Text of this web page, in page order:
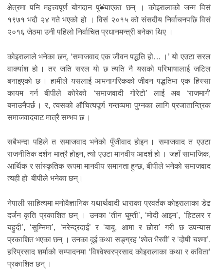
क्षेत्रमा पनि महत्त्वपूर्ण योगदान पु¥याएका छन् । कोइरालाको जन्म विसं
१९७१ भदौ २४ गते भएको हो । विसं २०१५ को संसदीय निर्वाचनपछि विसं
२०१६ जेठमा उनी पहिलो निर्वाचित प्रधानमन्त्री बनेका थिए ।
कोइरालाले भनेका छन्, ‘समाजवाद एक जीवन पद्धति हो… ।’ यो एउटा सरल
वाक्यांश हो । तर जति सरल यो छ त्यति नै यसको परिभाषालाई जटिल
बनाइएको छ । हामीले यसलाई आमनागरिकको जीवन पद्धतिमा एक हिस्सा
कायम गर्न बीपीले कोरेको ‘समाजवादी गोरेटो’ लाई अब ‘राजमार्ग’
बनाउनैपर्छ । र, त्यसको औचित्यपूर्ण गन्तव्यमा पुग्नका लागि प्रजातान्त्रिक
समाजवादबाट मात्रै सम्भव छ ।
सबैभन्दा पहिले त समाजवाद भनेको पुँजीवाद होइन । समाजवाद त एउटा
राजनीतिक दर्शन मात्रै होइन, त्यो एउटा मानवीय आदर्श हो । जहाँ सामाजिक,
आर्थिक र सांस्कृतिक रूपमा मानवीय समानता हुन्छ, बीपीले भनेको समाजवाद
त्यही हो बीपीले भनेका छन्।
नेपाली साहित्यमा मनोवैज्ञानिक यथार्थवादी धाराका प्रवर्तक कोइरालाका डेढ
दर्जन कृति प्रकाशित छन् । उनका ‘तीन घुम्ती’, ‘मोदी आइन’, ‘हिटलर र
यहुदी’, ‘सुम्निमा’, ‘नरेन्द्रदाई’ र ‘बाबु, आमा र छोरा’ गरी छ उपन्यास
प्रकाशित भएका छन् । उनका दुई कथा सङ्ग्रह ‘श्वेत भैरवी’ र ‘दोषी चश्मा’,
हरिप्रसाद शर्माको सम्पादनमा ‘विश्वेश्वरप्रसाद कोइरालाका कथा र कविता’
प्रकाशित छन् ।